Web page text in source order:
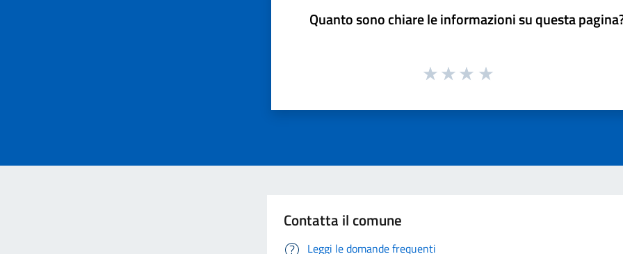
Quanto sono chiare le informazioni su questa
Contatta il comune
Leggi le domande frequenti